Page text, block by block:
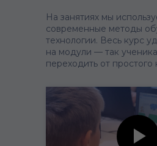
На занятиях мы
современные методы
технологии. Весь курс
на модули — так
переходить от простого